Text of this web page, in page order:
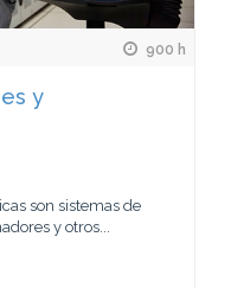
900 h
y
son sistemas de
y otros...